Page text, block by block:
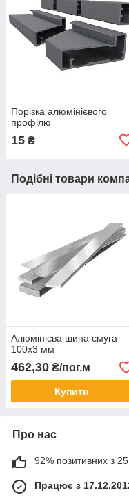
Порізка алюмінієвого
профілю
15 ₴
Подібні товари
Алюмінієва шина смуга
100х3 мм
462,30 ₴/пог.м
Купити
Про нас
92% позитивних з 25
Працює з